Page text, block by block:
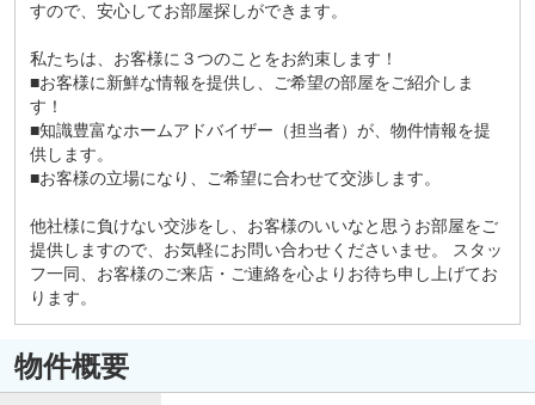
すので、安心してお部屋探しができます。
私たちは、お客様に３つのことをお約束します！
■お客様に新鮮な情報を提供し、ご希望の部屋をご紹介しま
す！
■知識豊富なホームアドバイザー（担当者）が、物件情報を提
供します。
■お客様の立場になり、ご希望に合わせて交渉します。
他社様に負けない交渉をし、お客様のいいなと思うお部屋をご
提供しますので、お気軽にお問い合わせくださいませ。 スタッ
フ一同、お客様のご来店・ご連絡を心よりお待ち申し上げてお
ります。
物件概要